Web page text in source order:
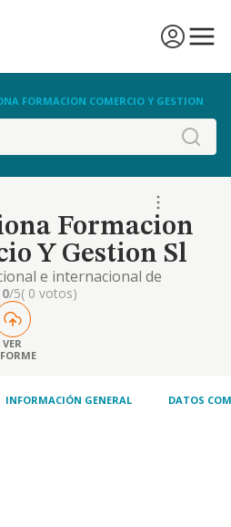
FORMACION COMERCIO Y GESTION
Formacion
Y Gestion Sl
e internacional de
equipamiento del hogar y la
gestión, consultoría y
empresarial. los servicios de
profesional
0/5( 0 votos)
VER
INFORMACIÓN GENERAL DATOS